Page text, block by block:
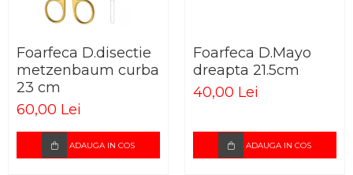
Foarfeca D.disectie
metzenbaum curba
23 cm
60,00 Lei
ADAUGA IN COS
Foarfeca D.Mayo
dreapta 21.5cm
40,00 Lei
ADAUGA IN COS